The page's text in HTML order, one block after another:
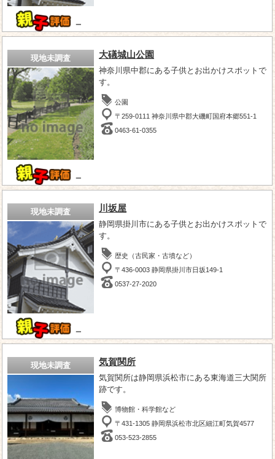
－
現地未調査
－
大礒城山公園
神奈川県中郡にある子供とお出かけスポットで
す。
公園
〒259-0111 神奈川県中郡大磯町国府本郷551-1
0463-61-0355
現地未調査
－
川坂屋
静岡県掛川市にある子供とお出かけスポットで
す。
歴史（古民家・古墳など）
〒436-0003 静岡県掛川市日坂149-1
0537-27-2020
現地未調査 気賀関所
気賀関所は静岡県浜松市にある東海道三大関所
跡です。
博物館・科学館など
〒431-1305 静岡県浜松市北区細江町気賀4577
053-523-2855